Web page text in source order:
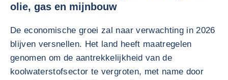
olie, gas en mijnbouw
De economische groei zal naar verwachting in 2026
blijven versnellen. Het land heeft maatregelen
genomen om de aantrekkelijkheid van de
koolwaterstofsector te vergroten, met name door